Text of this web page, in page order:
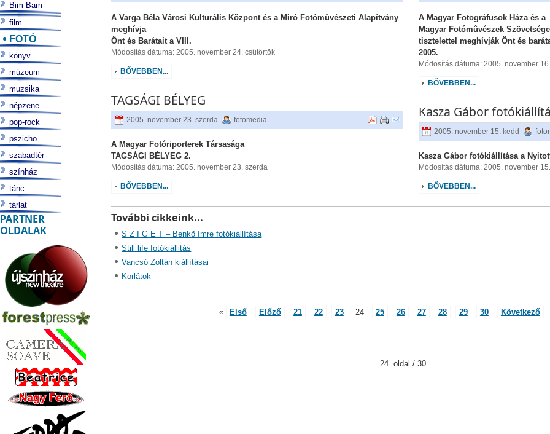
AVarga Béla Városi Kulturális Központ és a Miró Fotómûvészeti Alapítvány
meghívja
Önt és Barátait a VIII.
Módosítás dátuma: 2005. november 24. csütörtök
BŐVEBBEN...
TAGSÁGI BÉLYEG
2005. november 23. szerda fotomedia
A Magyar Fotóriporterek Társasága
TAGSÁGI BÉLYEG 2.
Módosítás dátuma: 2005. november 23. szerda
BŐVEBBEN...
A Magyar Fotográfusok Háza és a
Magyar Fotómûvészek Szövetsége
tisztelettel meghívják Önt és
2005.
Módosítás dátuma: 2005. november
BŐVEBBEN...
Kasza Gábor
2005. november 15. kedd
Kasza Gábor fotókiállítása a
Módosítás dátuma: 2005. november
BŐVEBBEN...
További cikkeink...
S Z I G E T – Benkõ Imre fotókiállítása
Still life fotókiállitás
Vancsó Zoltán kiállításai
Korlátok
« Első Előző 21 22 23 24 25 26 27 28 29 30 Következő
24. oldal / 30
Bim-Bam
film
FOTÓ
könyv
múzeum
muzsika
népzene
pop-rock
pszicho
szabadtér
színház
tánc
tárlat
PARTNER
OLDALAK